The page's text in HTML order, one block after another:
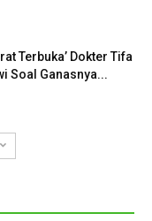
Terbuka’ Dokter Tifa
Soal Ganasnya...